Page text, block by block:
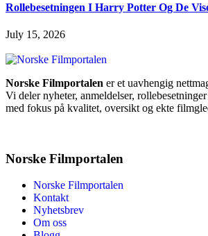
Rollebesetningen I Harry Potter Og De
July 15, 2026
Norske Filmportalen er et uavhengig
Vi deler nyheter, anmeldelser,
med fokus på kvalitet, oversikt og ekte
Norske Filmportalen
Norske Filmportalen
Kontakt
Nyhetsbrev
Om oss